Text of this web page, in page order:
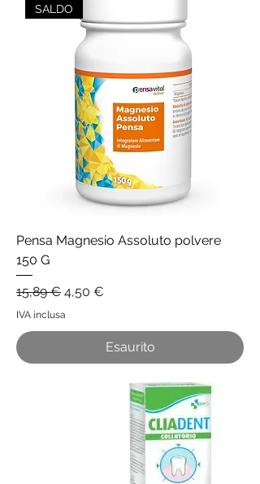
SALDO
Pensa Magnesio Assoluto polvere
150 G
Prezzo regolare
15,89 € Prezzo scontato
4,50 €
IVA inclusa
Esaurito